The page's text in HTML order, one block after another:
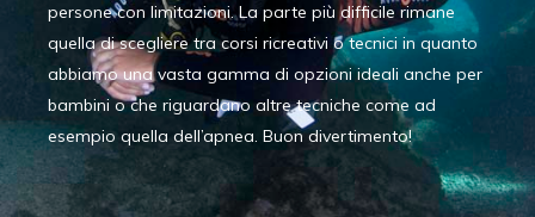
persone con limitazioni. La parte più difficile rimane
quella di scegliere tra corsi ricreativi o tecnici in quanto
abbiamo una vasta gamma di opzioni ideali anche per
bambini o che riguardano altre tecniche come ad
esempio quella dell’apnea. Buon divertimento!